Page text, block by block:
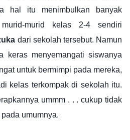
hal itu menimbulkan banyak
murid kelas 2-4 sendiri
dari sekolah tersebut. Namun
keras menyemangati siswanya
untuk bermimpi pada mereka,
kelas terkompak di sekolah itu.
ummm . . . cukup tidak
umumnya.